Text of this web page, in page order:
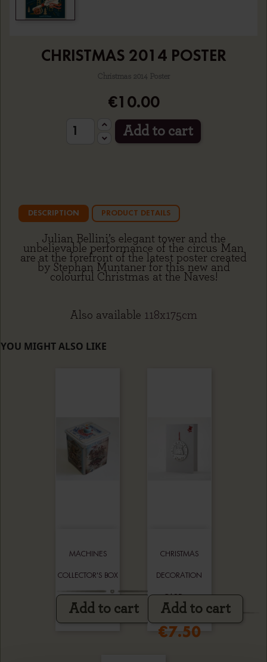
CHRISTMAS 2014 POSTER
Christmas 2014 Poster
€10.00
Add to cart
DESCRIPTION PRODUCT DETAILS
Julian Bellini’s elegant tower and the
unbelievable performance of the circus Man
are at the forefront of the latest poster created
by Stephan Muntaner for this new and
colourful Christmas at the Naves!
Also available 118x175cm
YOU MIGHT ALSO LIKE
MACHINES
COLLECTOR'S BOX
€18.00
Add to cart
CHRISTMAS
DECORATION
CARD -...
€7.50
Add to cart